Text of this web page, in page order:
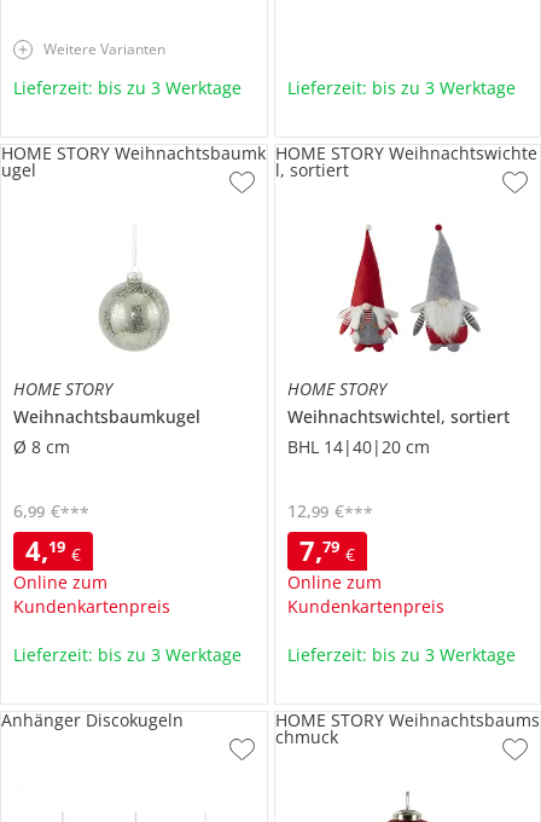
Weitere Varianten
Lieferzeit: bis zu 3 Werktage Lieferzeit: bis zu 3 Werktage
HOME STORY
Weihnachtsbaumkugel
Ø 8 cm
4,19 €
Online zum
Kundenkartenpreis
6,99 €***
HOME STORY Weihnachtsbaumk
ugel
Lieferzeit: bis zu 3 Werktage
HOME STORY
Weihnachtswichtel, sortiert
BHL 14|40|20 cm
7,79 €
Online zum
Kundenkartenpreis
12,99 €***
HOME STORY Weihnachtswichte
l, sortiert
Lieferzeit: bis zu 3 Werktage
Anhänger Discokugeln HOME STORY Weihnachtsbaums
chmuck